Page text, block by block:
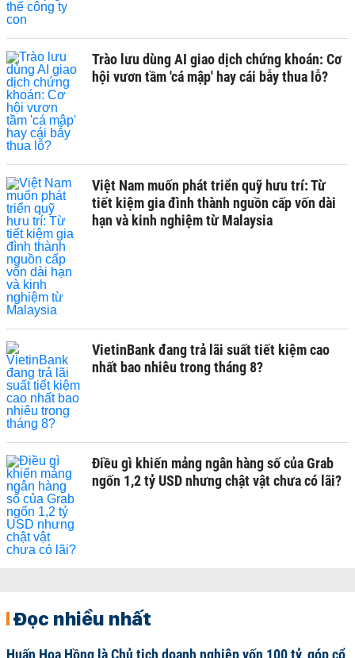
Trào lưu dùng AI giao dịch chứng khoán: Cơ
hội vươn tầm 'cá mập' hay cái bẫy thua lỗ?
Việt Nam muốn phát triển quỹ hưu trí: Từ
tiết kiệm gia đình thành nguồn cấp vốn dài
hạn và kinh nghiệm từ Malaysia
VietinBank đang trả lãi suất tiết kiệm cao
nhất bao nhiêu trong tháng 8?
Điều gì khiến mảng ngân hàng số của Grab
ngốn 1,2 tỷ USD nhưng chật vật chưa có lãi?
Đọc nhiều nhất
Huấn Hoa Hồng là Chủ tịch doanh nghiệp vốn 100 tỷ, góp cổ